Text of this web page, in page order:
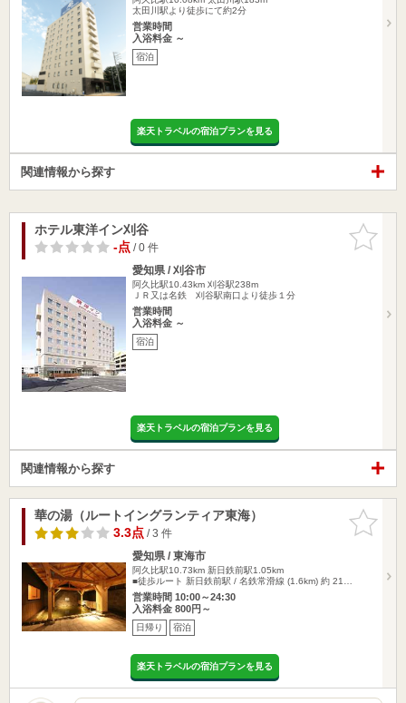
太田川駅より徒歩にて約2分
営業時間
入浴料金 ～
宿泊
楽天トラベルの宿泊プランを見る
関連情報から探す
お気に入
りに追加
ホテル東洋イン刈谷
-点/ 0 件
愛知県 / 刈谷市
阿久比駅10.43km 刈谷駅238m
ＪＲ又は名鉄 刈谷駅南口より徒歩１分
営業時間
入浴料金 ～
宿泊
楽天トラベルの宿泊プランを見る
関連情報から探す
お気に入
りに追加
華の湯（ルートイングランティア東海）
3.3点/ 3 件
愛知県 / 東海市
阿久比駅10.73km 新日鉄前駅1.05km
■徒歩ルート 新日鉄前駅 / 名鉄常滑線 (1.6km) 約 21…
営業時間 10:00～24:30
入浴料金 800円～
日帰り 宿泊
楽天トラベルの宿泊プランを見る